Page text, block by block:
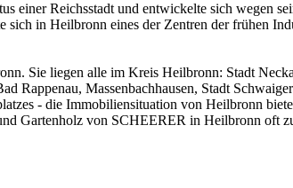
einer Reichsstadt und entwickelte sich wegen
sich in Heilbronn eines der Zentren der frühen
Sie liegen alle im Kreis Heilbronn: Stadt
Rappenau, Massenbachhausen, Stadt
- die Immobiliensituation von Heilbronn
Gartenholz von SCHEERER in Heilbronn oft